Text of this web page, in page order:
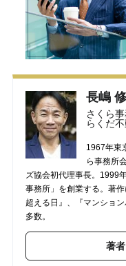
長嶋 修
さくら
らくだ
1967年東
ら事務所
ズ協会初代理事長。1999
事務所」を創業する。著
超える日』、『マンショ
多数。
著